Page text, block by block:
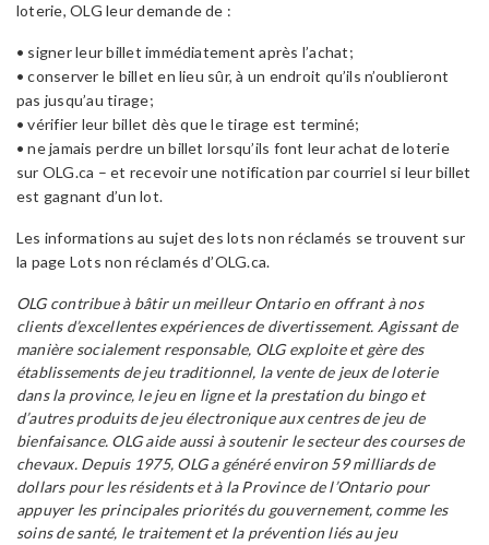
loterie, OLG leur demande de :
• signer leur billet immédiatement après l’achat;
• conserver le billet en lieu sûr, à un endroit qu’ils n’oublieront
pas jusqu’au tirage;
• vérifier leur billet dès que le tirage est terminé;
• ne jamais perdre un billet lorsqu’ils font leur achat de loterie
sur OLG.ca – et recevoir une notification par courriel si leur billet
est gagnant d’un lot.
Les informations au sujet des lots non réclamés se trouvent sur
la page Lots non réclamés d’OLG.ca.
OLG contribue à bâtir un meilleur Ontario en offrant à nos
clients d’excellentes expériences de divertissement. Agissant de
manière socialement responsable, OLG exploite et gère des
établissements de jeu traditionnel, la vente de jeux de loterie
dans la province, le jeu en ligne et la prestation du bingo et
d’autres produits de jeu électronique aux centres de jeu de
bienfaisance. OLG aide aussi à soutenir le secteur des courses de
chevaux. Depuis 1975, OLG a généré environ 59 milliards de
dollars pour les résidents et à la Province de l’Ontario pour
appuyer les principales priorités du gouvernement, comme les
soins de santé, le traitement et la prévention liés au jeu